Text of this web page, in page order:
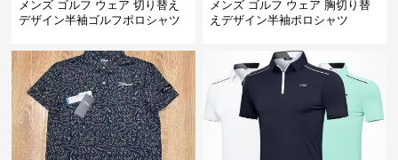
メンズ ゴルフ ウェア 切り替え
デザイン半袖ゴルフポロシャツ
メンズ ゴルフ ウェア 胸切り替
えデザイン半袖ポロシャツ